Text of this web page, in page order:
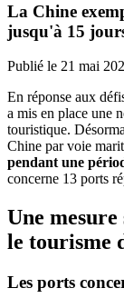
La Chine
jusqu'à 15
Publié le 21 mai
En réponse aux
a mis en place une
touristique.
Chine par voie
pendant une
concerne 13 ports
Une
le tourisme
Les ports